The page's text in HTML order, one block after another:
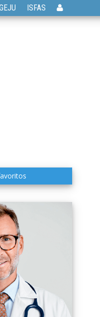
ISFAS